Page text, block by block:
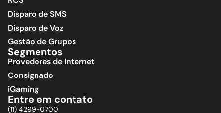
Disparo de SMS
Disparo de Voz
Gestão de Grupos
Segmentos
Provedores de Internet
Consignado
iGaming
Entre em contato
(11) 4299-0700